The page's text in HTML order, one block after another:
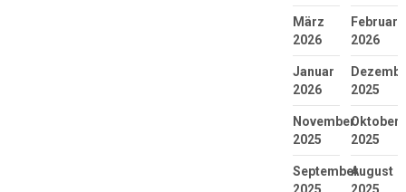
März
2026
Februar
2026
Januar
2026
2025
November
2025
Oktober
2025
SeptemberAugust